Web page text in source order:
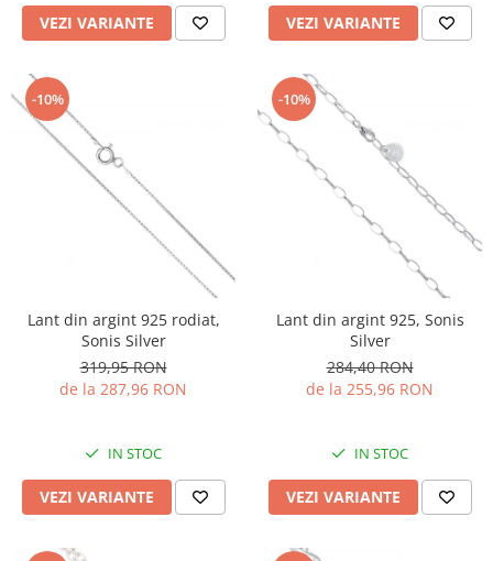
VEZI VARIANTE VEZI VARIANTE
-10%
Lant din argint 925 rodiat,
Sonis Silver
319,95 RON
de la 287,96 RON
IN STOC
VEZI VARIANTE
-10%
Lant din argint 925, Sonis
Silver
284,40 RON
de la 255,96 RON
IN STOC
VEZI VARIANTE